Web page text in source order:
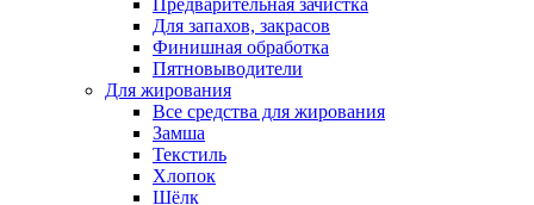
Предварительная зачистка
Для запахов, закрасов
Финишная обработка
Пятновыводители
Для жирования
Все средства для жирования
Замша
Текстиль
Хлопок
Шёлк